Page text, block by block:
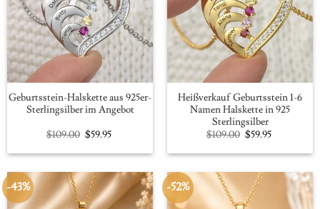
Geburtsstein-Halskette aus 925er-
Sterlingsilber im Angebot
$109.00 Original
price
was:
$59.95Current
is:
Heißverkauf Geburtsstein 1-6
Namen Halskette in 925
Sterlingsilber
$109.00 Original
price
was:
$59.95Current
is:
-43% -52%